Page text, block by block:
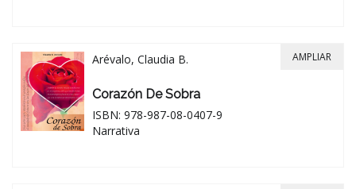
Arévalo, Claudia B.
Corazón De Sobra
ISBN: 978-987-08-0407-9
Narrativa
AMPLIAR